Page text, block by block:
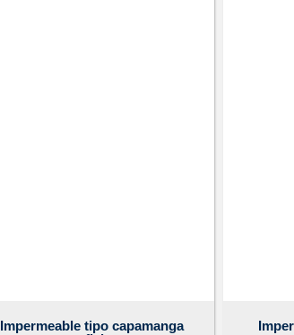
Impermeable tipo capamanga